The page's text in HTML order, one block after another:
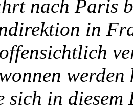
nach Paris
in
sich in